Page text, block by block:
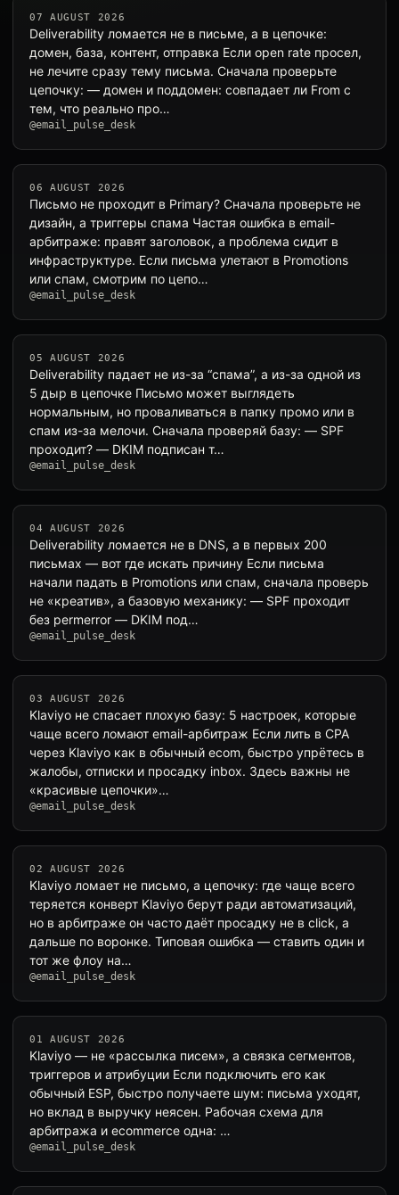
07 AUGUST 2026
Deliverability ломается не в письме, а в цепочке:
домен, база, контент, отправка Если open rate просел,
не лечите сразу тему письма. Сначала проверьте
цепочку: — домен и поддомен: совпадает ли From с
тем, что реально про…
@email_pulse_desk
06 AUGUST 2026
Письмо не проходит в Primary? Сначала проверьте не
дизайн, а триггеры спама Частая ошибка в email-
арбитраже: правят заголовок, а проблема сидит в
инфраструктуре. Если письма улетают в Promotions
или спам, смотрим по цепо…
@email_pulse_desk
05 AUGUST 2026
Deliverability падает не из-за “спама”, а из-за одной из
5 дыр в цепочке Письмо может выглядеть
нормальным, но проваливаться в папку промо или в
спам из-за мелочи. Сначала проверяй базу: — SPF
проходит? — DKIM подписан т…
@email_pulse_desk
04 AUGUST 2026
Deliverability ломается не в DNS, а в первых 200
письмах — вот где искать причину Если письма
начали падать в Promotions или спам, сначала проверь
не «креатив», а базовую механику: — SPF проходит
без permerror — DKIM под…
@email_pulse_desk
03 AUGUST 2026
Klaviyo не спасает плохую базу: 5 настроек, которые
чаще всего ломают email-арбитраж Если лить в CPA
через Klaviyo как в обычный ecom, быстро упрётесь в
жалобы, отписки и просадку inbox. Здесь важны не
«красивые цепочки»…
@email_pulse_desk
02 AUGUST 2026
Klaviyo ломает не письмо, а цепочку: где чаще всего
теряется конверт Klaviyo берут ради автоматизаций,
но в арбитраже он часто даёт просадку не в click, а
дальше по воронке. Типовая ошибка — ставить один и
тот же флоу на…
@email_pulse_desk
01 AUGUST 2026
Klaviyo — не «рассылка писем», а связка сегментов,
триггеров и атрибуции Если подключить его как
обычный ESP, быстро получаете шум: письма уходят,
но вклад в выручку неясен. Рабочая схема для
арбитража и ecommerce одна: …
@email_pulse_desk